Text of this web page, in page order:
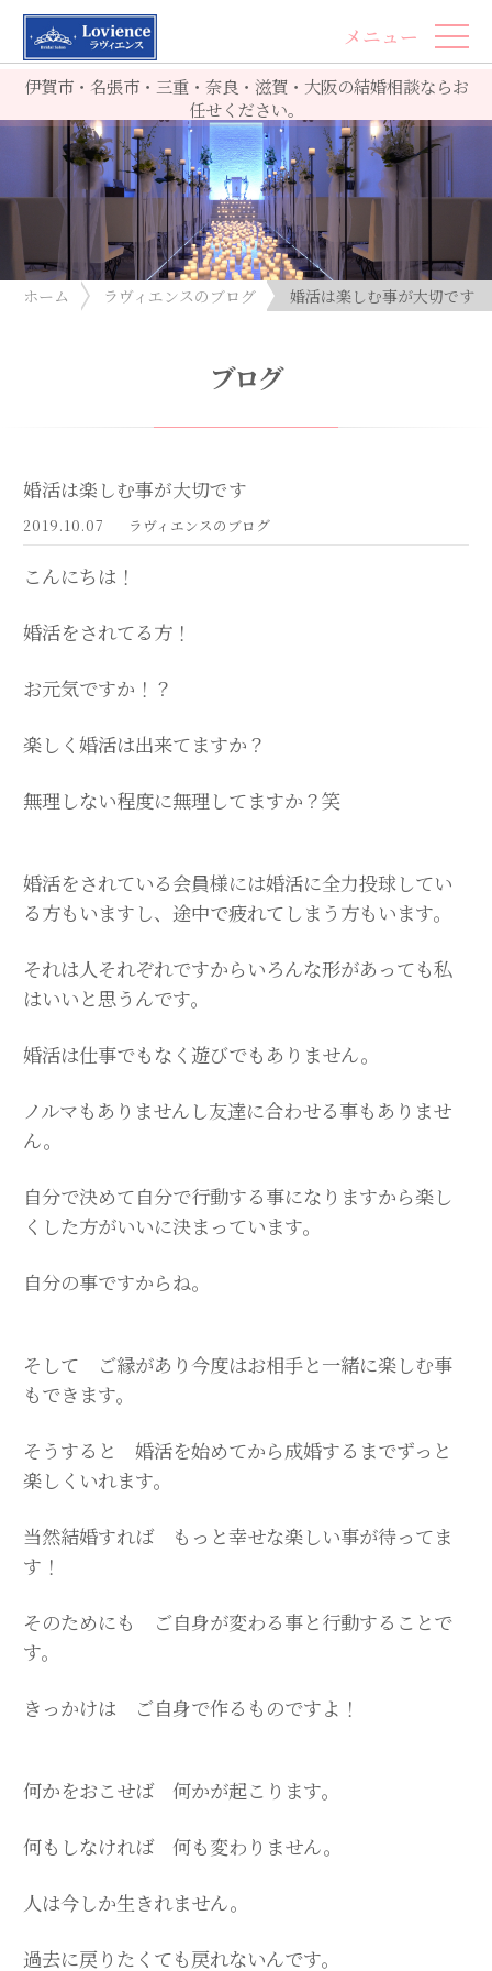
伊賀市・名張市・三重・奈良・滋賀・大阪の結婚相談ならお
任せください。
メニュー
ホーム ラヴィエンスのブログ 婚活は楽しむ事が大切です
ブログ
婚活は楽しむ事が大切です
2019.10.07 ラヴィエンスのブログ
こんにちは！
婚活をされてる方！
お元気ですか！？
楽しく婚活は出来てますか？
無理しない程度に無理してますか？笑
婚活をされている会員様には婚活に全力投球してい
る方もいますし、途中で疲れてしまう方もいます。
それは人それぞれですからいろんな形があっても私
はいいと思うんです。
婚活は仕事でもなく遊びでもありません。
ノルマもありませんし友達に合わせる事もありませ
ん。
自分で決めて自分で行動する事になりますから楽し
くした方がいいに決まっています。
自分の事ですからね。
そして ご縁があり今度はお相手と一緒に楽しむ事
もできます。
そうすると 婚活を始めてから成婚するまでずっと
楽しくいれます。
当然結婚すれば もっと幸せな楽しい事が待ってま
す！
そのためにも ご自身が変わる事と行動することで
す。
きっかけは ご自身で作るものですよ！
何かをおこせば 何かが起こります。
何もしなければ 何も変わりません。
人は今しか生きれません。
過去に戻りたくても戻れないんです。